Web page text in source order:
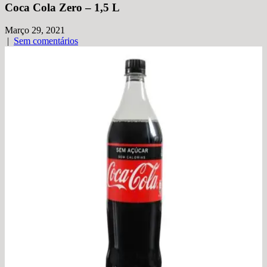
Coca Cola Zero – 1,5 L
Março 29, 2021
| Sem comentários